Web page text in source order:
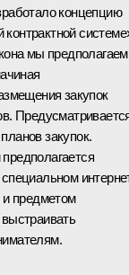
концепцию
мы предполагаем
закупок
закупок.
и предметом